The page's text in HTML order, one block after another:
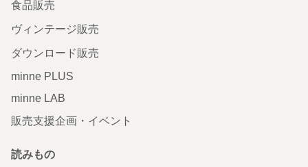
食品販売
ヴィンテージ販売
ダウンロード販売
minne PLUS
minne LAB
販売支援企画・イベント
読みもの